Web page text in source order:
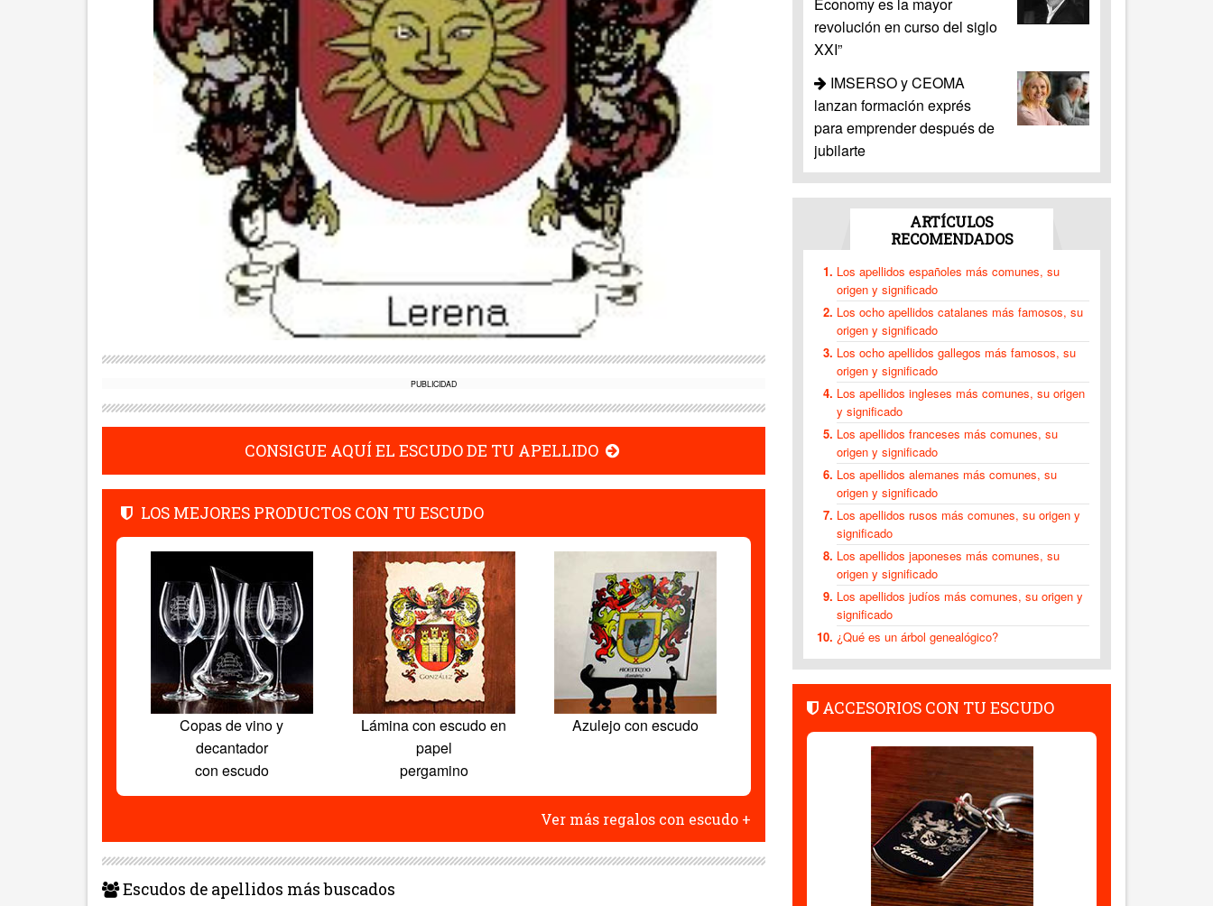
PUBLICIDAD
CONSIGUE AQUÍ EL ESCUDO DE TU APELLIDO
LOS MEJORES PRODUCTOS CON TU ESCUDO
Copas de vino y
decantador
con escudo
Lámina con escudo en
papel
pergamino
Azulejo con escudo
Ver más regalos con escudo +
Escudos de apellidos más buscados
revolución en curso del siglo
XXI”
IMSERSO y CEOMA
lanzan formación exprés
para emprender después de
jubilarte
ARTÍCULOS
RECOMENDADOS
Los apellidos españoles más comunes, su
origen y significado
Los ocho apellidos catalanes más famosos, su
origen y significado
Los ocho apellidos gallegos más famosos, su
origen y significado
Los apellidos ingleses más comunes, su origen
y significado
Los apellidos franceses más comunes, su
origen y significado
Los apellidos alemanes más comunes, su
origen y significado
Los apellidos rusos más comunes, su origen y
significado
Los apellidos japoneses más comunes, su
origen y significado
Los apellidos judíos más comunes, su origen y
significado
¿Qué es un árbol genealógico?
ACCESORIOS CON TU ESCUDO